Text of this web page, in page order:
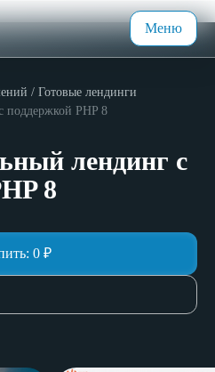
Меню
Готовые лендинги
поддержкой PHP 8
лендинг с
8
0₽